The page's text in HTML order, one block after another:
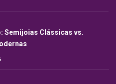
Semijoias Clássicas vs.